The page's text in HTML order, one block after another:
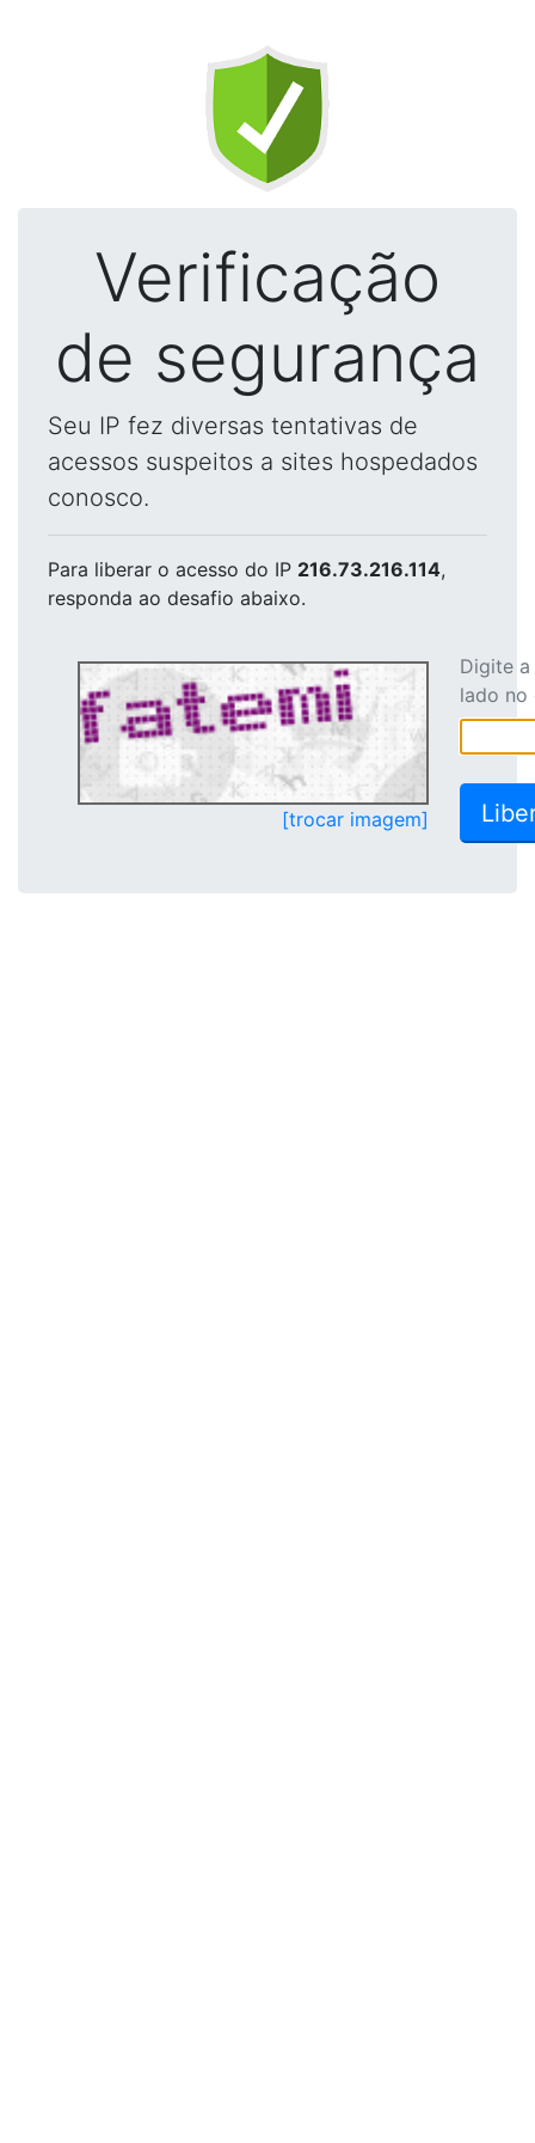
Verificação
de segurança
Seu IP fez diversas tentativas de
acessos suspeitos a sites hospedados
conosco.
Para liberar o acesso do IP 216.73.216.114,
responda ao desafio abaixo.
[trocar imagem]
Digite
lado no